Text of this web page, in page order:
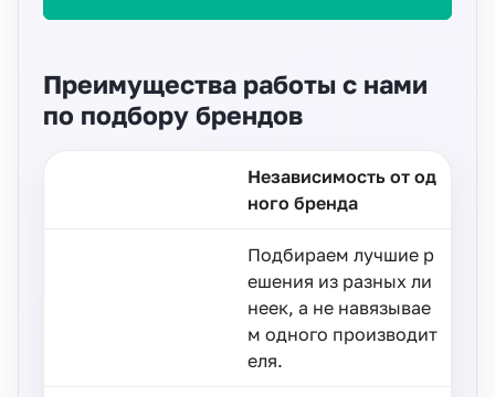
Преимущества работы с нами
по подбору брендов
Независимость от од
ного бренда
Подбираем лучшие р
ешения из разных ли
неек, а не навязывае
м одного производит
еля.